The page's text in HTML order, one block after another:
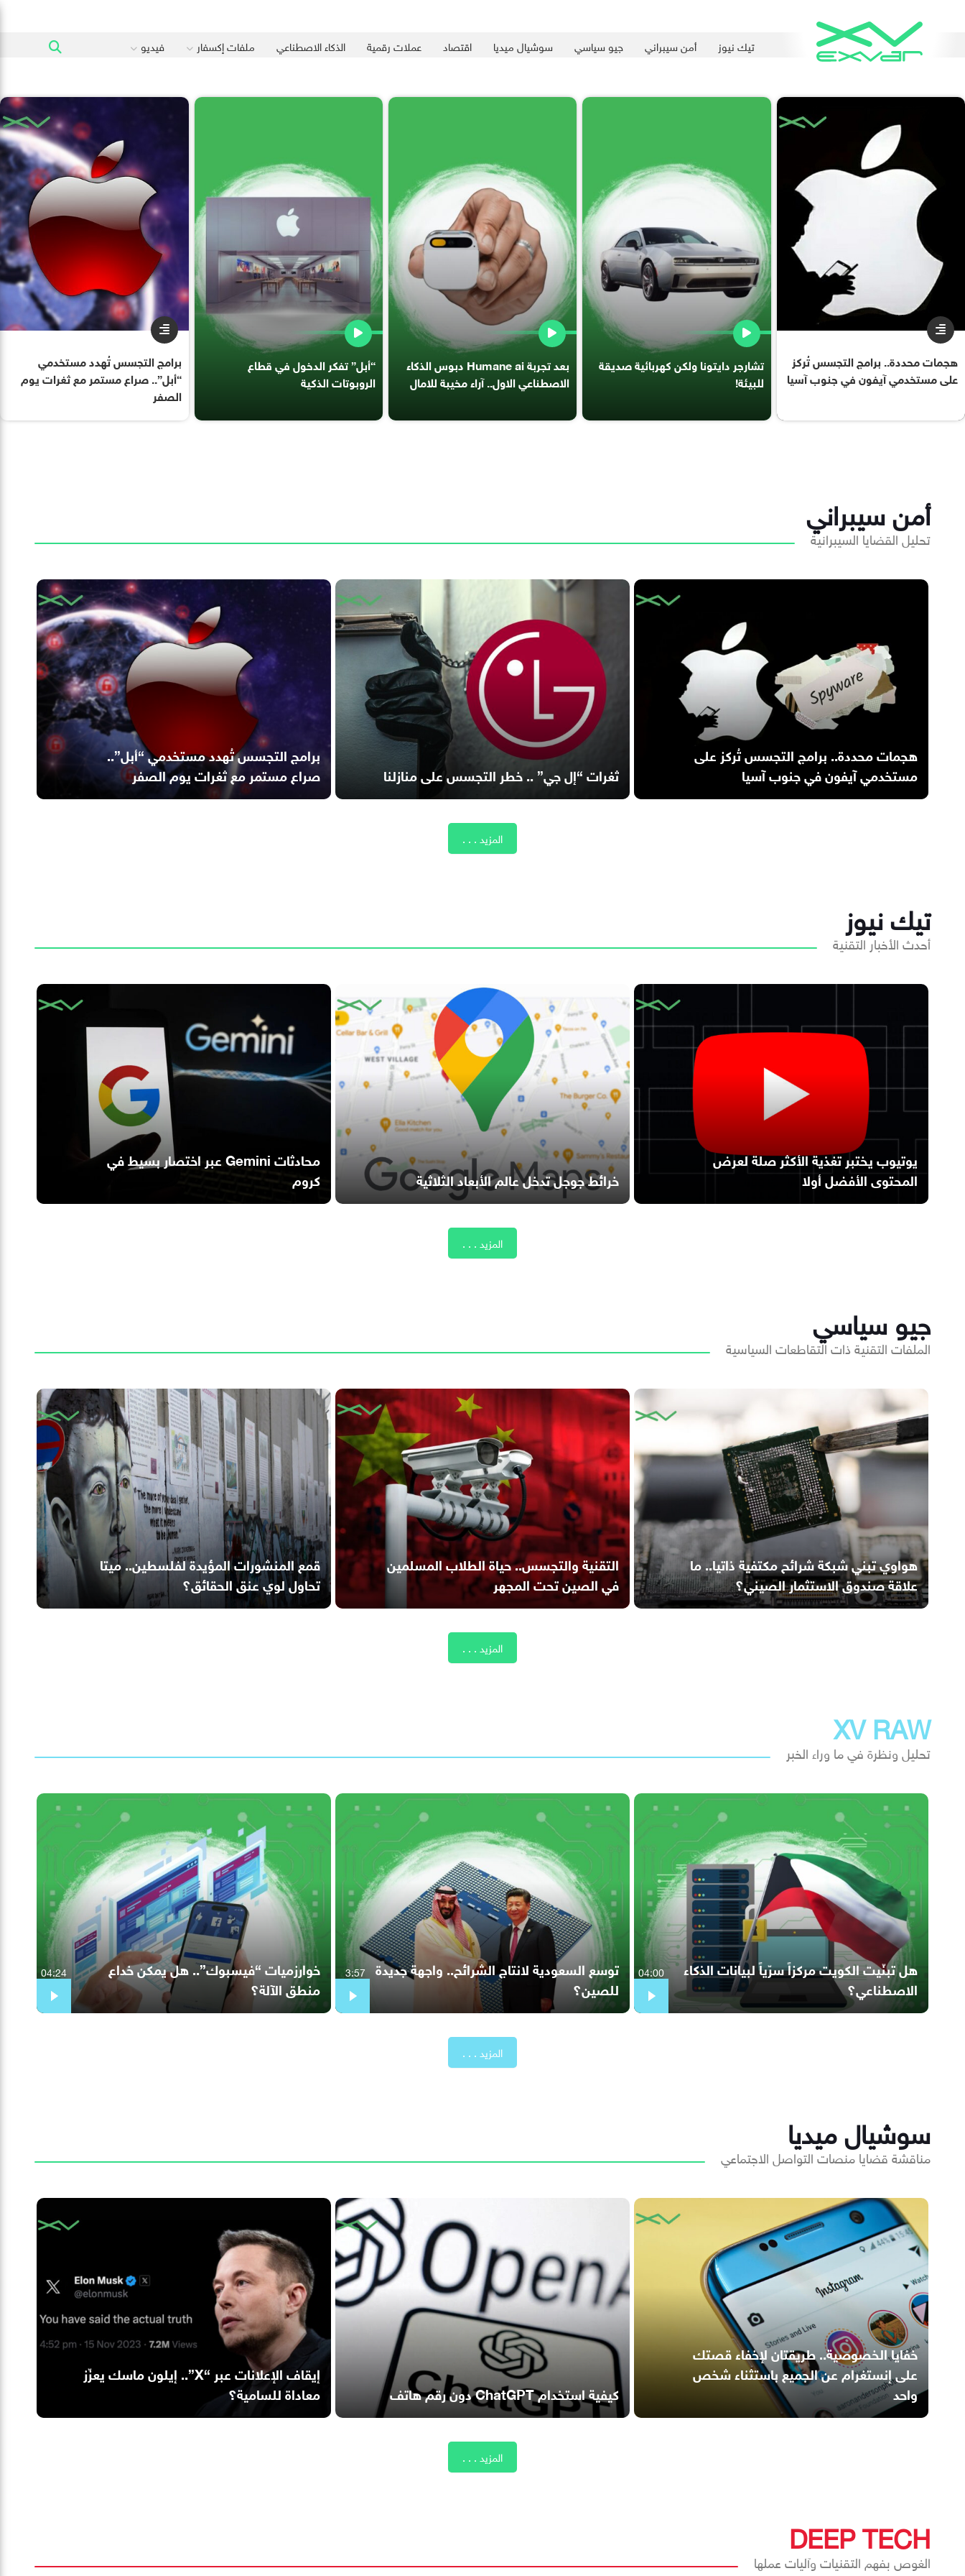
تيك نيوز أمن سيبراني جيو سياسي سوشيال ميديا اقتصاد عملات رقمية الذكاء الاصطناعي ملفات إكسفار فيديو
برامج التجسس تُهدد مستخدمي
“أبل”.. صراع مستمر مع ثغرات يوم
الصفر
“أبل” تفكر الدخول في قطاع
الروبوتات الذكية
بعد تجربة Humane ai دبوس الذكاء
الاصطناعي الاول.. آراء مخيبة للامال
تشارجر دايتونا ولكن كهربائية صديقة
للبيئة!
هجمات محددة.. برامج التجسس تُركز
على مستخدمي آيفون في جنوب آسيا
أمن سيبراني
تحليل القضايا السيبرانية
هجمات محددة.. برامج التجسس تُركز على
مستخدمي آيفون في جنوب آسيا
ثغرات “إل جي” .. خطر التجسس على منازلنا
برامج التجسس تُهدد مستخدمي “أبل”..
صراع مستمر مع ثغرات يوم الصفر
المزيد . . .
تيك نيوز
أحدث الأخبار التقنية
يوتيوب يختبر تغذية الأكثر صلة لعرض
المحتوى الأفضل أولا
خرائط جوجل تدخل عالم الأبعاد الثلاثية
محادثات Gemini عبر اختصار بسيط في
كروم
المزيد . . .
جيو سياسي
الملفات التقنية ذات التقاطعات السياسية
هواوي تبني شبكة شرائح مكتفية ذاتيا.. ما
علاقة صندوق الاستثمار الصيني؟
التقنية والتجسس.. حياة الطلاب المسلمين
في الصين تحت المجهر
قمع المنشورات المؤيدة لفلسطين.. ميتا
تحاول لوي عنق الحقائق؟
المزيد . . .
XV RAW
تحليل ونظرة في ما وراء الخبر
هل تبنّيت الكويت مركزاً سرّياً لبيانات الذكاء
الاصطناعي؟
04:00
توسع السعودية لانتاج الشرائح.. واجهة جديدة
للصين؟
3:57
خوارزميات “فيسبوك”.. هل يمكن خداع
منطق الآلة؟
04:24
المزيد . . .
سوشيال ميديا
مناقشة قضايا منصات التواصل الاجتماعي
خفايا الخصوصية.. طريقتان لإخفاء قصتك
على إنستغرام عن الجميع باستثناء شخص
واحد
كيفية استخدام ChatGPT دون رقم هاتف
إيقاف الإعلانات عبر “X”.. إيلون ماسك يعزّز
معاداة للسامية؟
المزيد . . .
DEEP TECH
الغوص بفهم التقنيات وآليات عملها